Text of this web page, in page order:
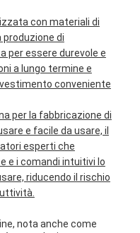
con materiali di
produzione di
per essere durevole e
a lungo termine e
conveniente
per la fabbricazione di
e facile da usare, il
esperti che
e i comandi intuitivi lo
riducendo il rischio
nota anche come